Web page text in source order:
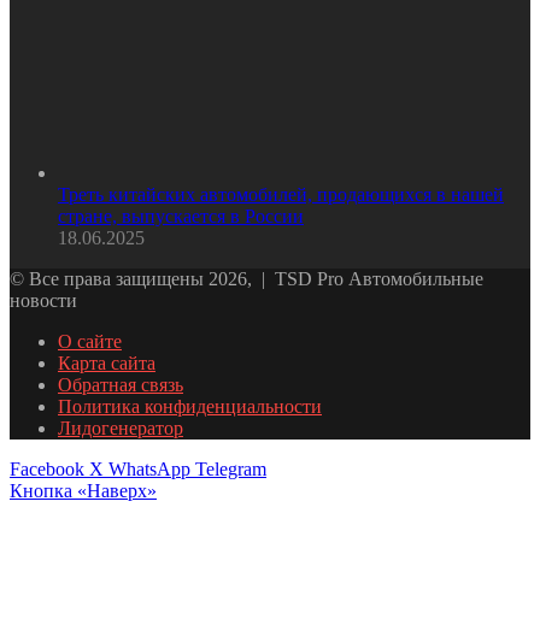
Треть китайских автомобилей, продающихся в нашей
стране, выпускается в России
18.06.2025
© Все права защищены 2026, | TSD Pro Автомобильные
новости
О сайте
Карта сайта
Обратная связь
Политика конфиденциальности
Лидогенератор
Facebook X WhatsApp Telegram
Кнопка «Наверх»